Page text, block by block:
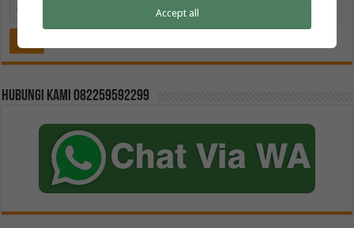
Hubungi kami 082259592299
Accept all